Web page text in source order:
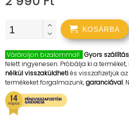
KOSÁRBA
Várároljon bizalommal! Gyors
felett ingyenesen. Próbálja ki a
nélkül visszaküldhetiés visszafizetjük
termékeket forgalmazunk,garanciával.